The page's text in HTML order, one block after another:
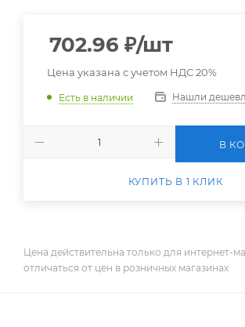
702.96 ₽/шт
Цена указана с учетом НДС 20%
Есть в наличии Нашли
В
КУПИТЬ В 1 КЛИК
Цена действительна только для интернет-
отличаться от цен в розничных магазинах